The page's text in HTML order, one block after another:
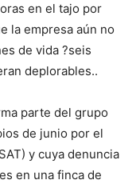
en el tajo por
la empresa aún no
de vida ?seis
deplorables..
parte del grupo
de junio por el
y cuya denuncia
en una finca de